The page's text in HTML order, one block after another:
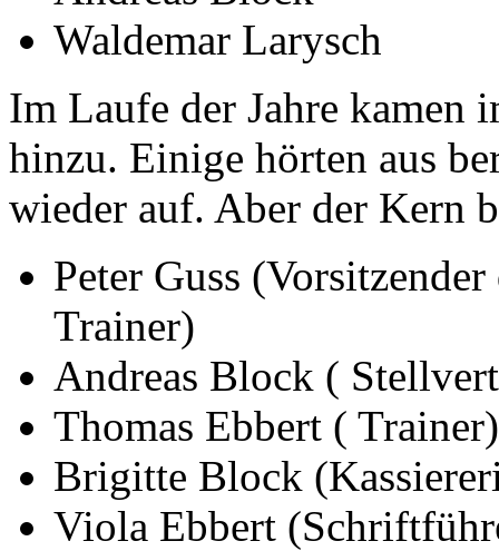
Waldemar Larysch
Im Laufe der Jahre kamen
hinzu. Einige hörten aus
wieder auf. Aber der Kern
Peter Guss
Trainer)
Andreas Block (
Thomas Ebbert ( Trainer)
Brigitte Block
Viola Ebbert